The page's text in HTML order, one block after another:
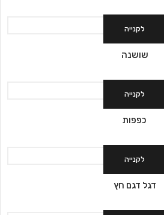
לקנייה
שושנה
לקנייה
כפפות
לקנייה
דגל דגם חץ